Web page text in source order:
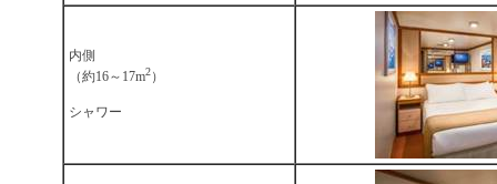
内側
（約16～17m2）
シャワー